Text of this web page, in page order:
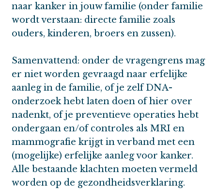
naar kanker in jouw familie (onder familie
wordt verstaan: directe familie zoals
ouders, kinderen, broers en zussen).
Samenvattend: onder de vragengrens mag
er niet worden gevraagd naar erfelijke
aanleg in de familie, of je zelf DNA-
onderzoek hebt laten doen of hier over
nadenkt, of je preventieve operaties hebt
ondergaan en/of controles als MRI en
mammografie krijgt in verband met een
(mogelijke) erfelijke aanleg voor kanker.
Alle bestaande klachten moeten vermeld
worden op de gezondheidsverklaring.